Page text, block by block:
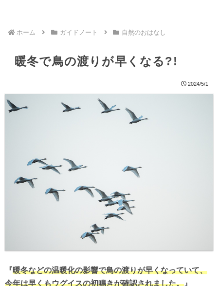
ホーム ガイドノート 自然のおはなし
暖冬で鳥の渡りが早くなる?!
2024/5/1
『暖冬などの温暖化の影響で鳥の渡りが早くなっていて、
今年は早くもウグイスの初鳴きが確認されました。 』